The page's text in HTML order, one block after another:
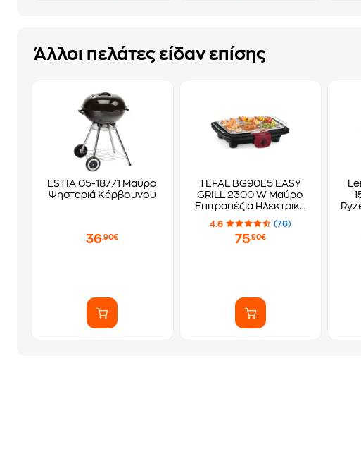
Άλλοι πελάτες είδαν επίσης
ESTIA 05-18771 Μαύρο
Ψησταριά Κάρβουνου
36,90€
TEFAL BG90E5 EASY
GRILL 2300 W Μαύρο
Επιτραπέζια Ηλεκτρική
Ψησταριά
4.6 (76)
75,90€